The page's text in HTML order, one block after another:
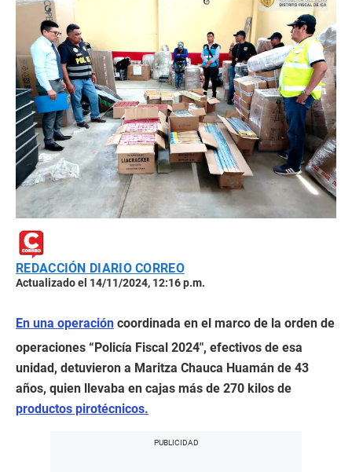
REDACCIÓN DIARIO CORREO
Actualizado el 14/11/2024, 12:16 p.m.
En una operación coordinada en el marco de la orden de
operaciones “Policía Fiscal 2024″, efectivos de esa
unidad, detuvieron a Maritza Chauca Huamán de 43
años, quien llevaba en cajas más de 270 kilos de
productos pirotécnicos.